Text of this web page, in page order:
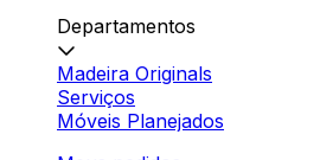
Departamentos
Madeira Originals
Serviços
Móveis Planejados